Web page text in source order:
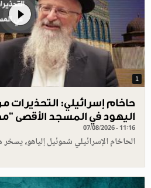
1
حاخام إسرائيلي:
اليهود في المسجد الأقصى
07/08/2026 - 11:16
الحاخام الإسرائيلي شموئيل إلياهو،